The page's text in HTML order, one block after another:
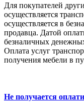
Для покупателей
осуществляется
осуществляется в
продавца. Датой
безналичных
Оплата услуг
получения мебели в
Не получается